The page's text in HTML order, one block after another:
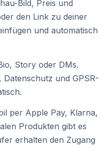
Bild, Preis und
den Link zu deiner
und automatisch
Story oder DMs.
und GPSR-
per Apple Pay, Klarna,
Produkten gibt es
erhalten den Zugang